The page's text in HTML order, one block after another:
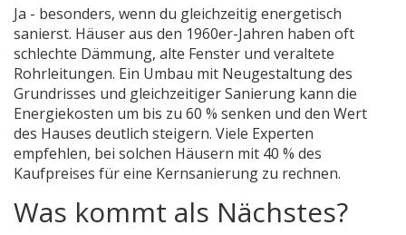
Ja - besonders, wenn du gleichzeitig energetisch
sanierst. Häuser aus den 1960er-Jahren haben oft
schlechte Dämmung, alte Fenster und veraltete
Rohrleitungen. Ein Umbau mit Neugestaltung des
Grundrisses und gleichzeitiger Sanierung kann die
Energiekosten um bis zu 60 % senken und den Wert
des Hauses deutlich steigern. Viele Experten
empfehlen, bei solchen Häusern mit 40 % des
Kaufpreises für eine Kernsanierung zu rechnen.
Was kommt als Nächstes?